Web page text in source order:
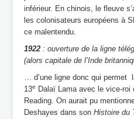
inférieur. En chinois, le fleuve
les colonisateurs européens à
ce malentendu.
1922 : ouverture de la ligne
(alors capitale de l’Inde
… d’une ligne donc qui permet
13e
Dalaï Lama avec le vice-roi
Reading. On aurait pu
Deshayes dans son Histoire du